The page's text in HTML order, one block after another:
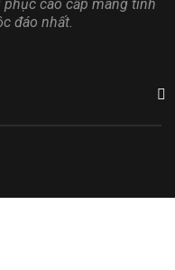
cao cấp mang tính
đáo nhất.